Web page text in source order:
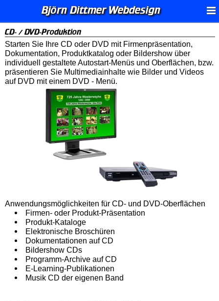
Björn Dittmer Webdesign
CD- / DVD-Produktion
Starten Sie Ihre CD oder DVD mit Firmenpräsentation,
Dokumentation, Produktkatalog oder Bildershow über
individuell gestaltete Autostart-Menüs und Oberflächen, bzw.
präsentieren Sie Multimediainhalte wie Bilder und Videos
auf DVD mit einem DVD - Menü.
Anwendungsmöglichkeiten für CD- und DVD-Oberflächen
Firmen- oder Produkt-Präsentation
Produkt-Kataloge
Elektronische Broschüren
Dokumentationen auf CD
Bildershow CDs
Programm-Archive auf CD
E-Learning-Publikationen
Musik CD der eigenen Band